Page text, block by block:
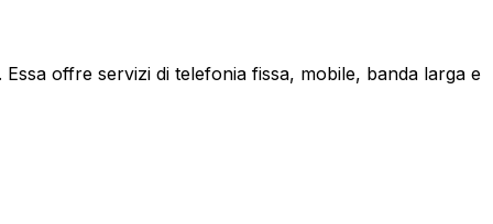
offre servizi di telefonia fissa, mobile, banda larga e